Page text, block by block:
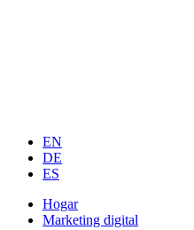
EN
DE
ES
Hogar
Marketing digital